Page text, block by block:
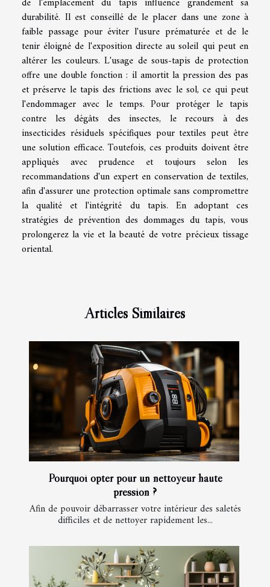
durabilité. Il est conseillé de le placer dans une zone à
faible passage pour éviter l'usure prématurée et de le
tenir éloigné de l'exposition directe au soleil qui peut en
altérer les couleurs. L'usage de sous-tapis de protection
offre une double fonction : il amortit la pression des pas
et préserve le tapis des frictions avec le sol, ce qui peut
l'endommager avec le temps. Pour protéger le tapis
contre les dégâts des insectes, le recours à des
insecticides résiduels spécifiques pour textiles peut être
une solution efficace. Toutefois, ces produits doivent être
appliqués avec prudence et toujours selon les
recommandations d'un expert en conservation de textiles,
afin d'assurer une protection optimale sans compromettre
la qualité et l'intégrité du tapis. En adoptant ces
stratégies de prévention des dommages du tapis, vous
prolongerez la vie et la beauté de votre précieux tissage
oriental.
Articles Similaires
Pourquoi opter pour un nettoyeur haute
pression ?
Afin de pouvoir débarrasser votre intérieur des saletés
difficiles et de nettoyer rapidement les...